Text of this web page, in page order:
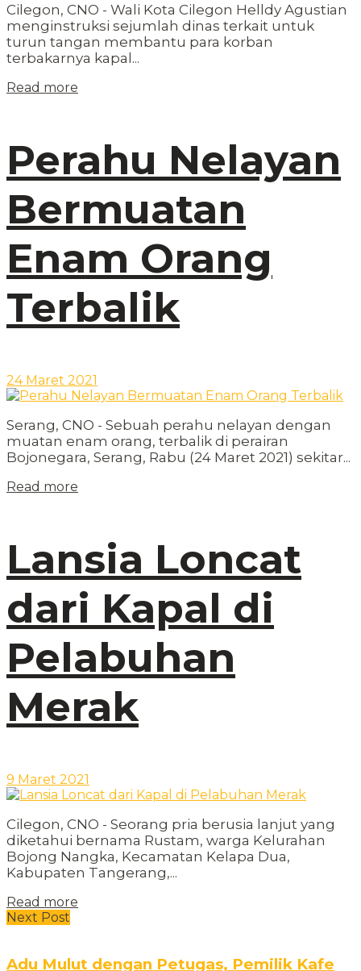
Cilegon, CNO - Wali Kota Cilegon Helldy Agustian
menginstruksi sejumlah dinas terkait untuk
turun tangan membantu para korban
terbakarnya kapal...
Read more
Perahu Nelayan
Bermuatan
Enam Orang
Terbalik
24 Maret 2021
Serang, CNO - Sebuah perahu nelayan dengan
muatan enam orang, terbalik di perairan
Bojonegara, Serang, Rabu (24 Maret 2021) sekitar...
Read more
Lansia Loncat
dari Kapal di
Pelabuhan
Merak
9 Maret 2021
Cilegon, CNO - Seorang pria berusia lanjut yang
diketahui bernama Rustam, warga Kelurahan
Bojong Nangka, Kecamatan Kelapa Dua,
Kabupaten Tangerang,...
Read more
Next Post
Adu Mulut dengan Petugas, Pemilik Kafe